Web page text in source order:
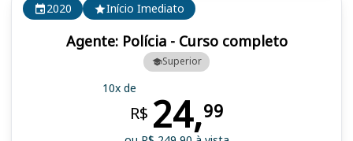
2020 Início Imediato
Agente: Polícia - Curso completo
Superior
10x de
R$ 24,99